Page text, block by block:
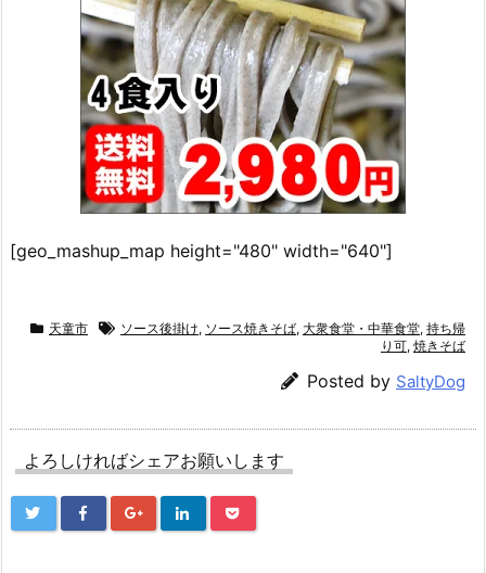
[geo_mashup_map height="480" width="640"]
天童市 ソース後掛け, ソース焼きそば, 大衆食堂・中華食堂, 持ち帰
り可, 焼きそば
Posted by SaltyDog
よろしければシェアお願いします